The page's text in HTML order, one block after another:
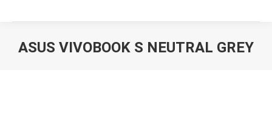
ASUS VIVOBOOK S NEUTRAL GREY